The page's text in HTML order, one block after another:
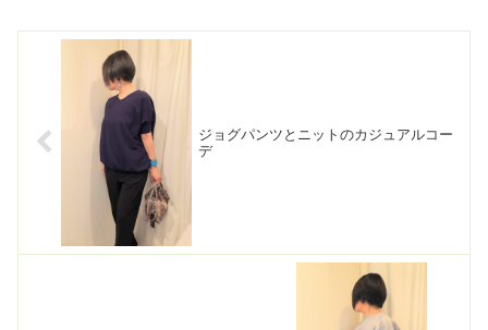
ジョグパンツとニットのカジュアルコー
デ